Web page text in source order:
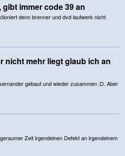
immer code 39 an
denn brenner und dvd laufwerk nicht
nicht mehr liegt glaub ich an
gebaut und wieder zusammen ;D. Aber
Zeit irgendeinen Defekt an irgendeinem